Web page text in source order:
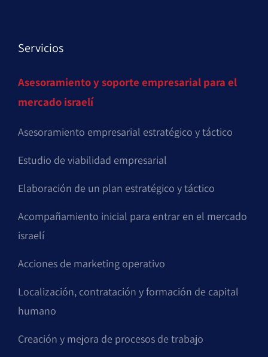
Servicios
Asesoramiento y soporte empresarial para el
mercado israelí
Asesoramiento empresarial estratégico y táctico
Estudio de viabilidad empresarial
Elaboración de un plan estratégico y táctico
Acompañamiento inicial para entrar en el mercado
israelí
Acciones de marketing operativo
Localización, contratación y formación de capital
humano
Creación y mejora de procesos de trabajo